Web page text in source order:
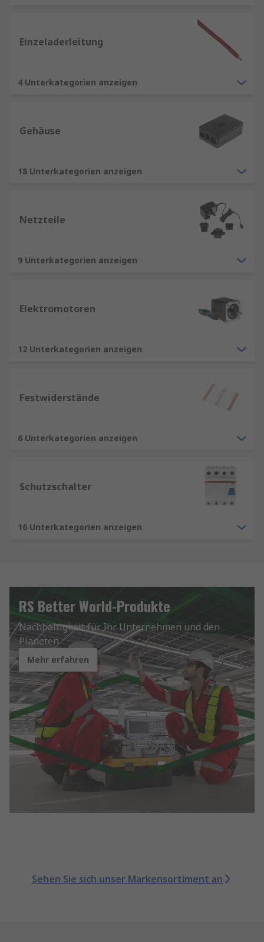
Einzeladerleitung
4 Unterkategorien anzeigen
Gehäuse
18 Unterkategorien anzeigen
Netzteile
9 Unterkategorien anzeigen
Elektromotoren
12 Unterkategorien anzeigen
Festwiderstände
6 Unterkategorien anzeigen
Schutzschalter
16 Unterkategorien anzeigen
RS Better World-Produkte
Nachhaltigkeit für Ihr Unternehmen und den
Planeten
Mehr erfahren
Sehen Sie sich unser Markensortiment an